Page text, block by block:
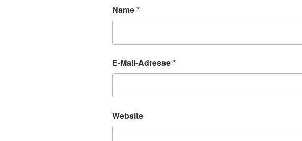
Name*
E-Mail-Adresse*
Website